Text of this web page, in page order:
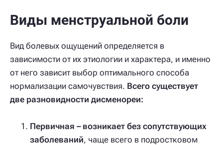
Виды менструальной боли
Вид болевых ощущений определяется в
зависимости от их этиологии и характера, и именно
от него зависит выбор оптимального способа
нормализации самочувствия. Всего существует
две разновидности дисменореи:
Первичная – возникает без сопутствующих
заболеваний, чаще всего в подростковом